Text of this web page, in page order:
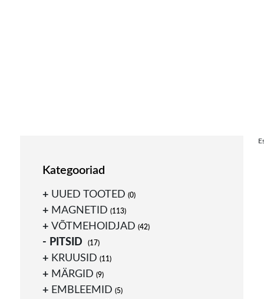
Kategooriad
UUED TOOTED (0)
MAGNETID (113)
VÕTMEHOIDJAD (42)
PITSID (17)
KRUUSID (11)
MÄRGID (9)
EMBLEEMID (5)